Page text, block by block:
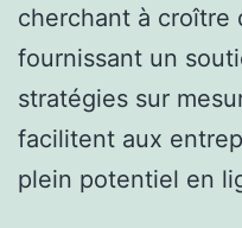
cherchant à croître
fournissant un
stratégies sur
facilitent aux
plein potentiel en